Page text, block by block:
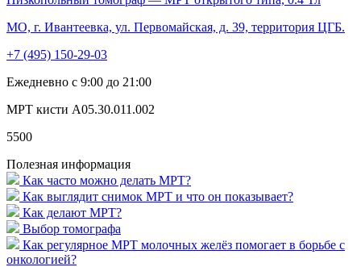
МО, г. Ивантеевка, ул. Первомайская, д. 39, территория ЦГБ.
+7 (495) 150-29-03
Ежедневно с 9:00 до 21:00
МРТ кисти A05.30.011.002
5500
Полезная информация
Как часто можно делать МРТ?
Как выглядит снимок МРТ и что он показывает?
Как делают МРТ?
Выбор томографа
Как регулярное МРТ молочных желёз помогает в борьбе с
онкологией?